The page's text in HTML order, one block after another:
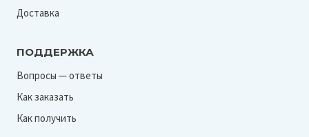
Доставка
ПОДДЕРЖКА
Вопросы — ответы
Как заказать
Как получить